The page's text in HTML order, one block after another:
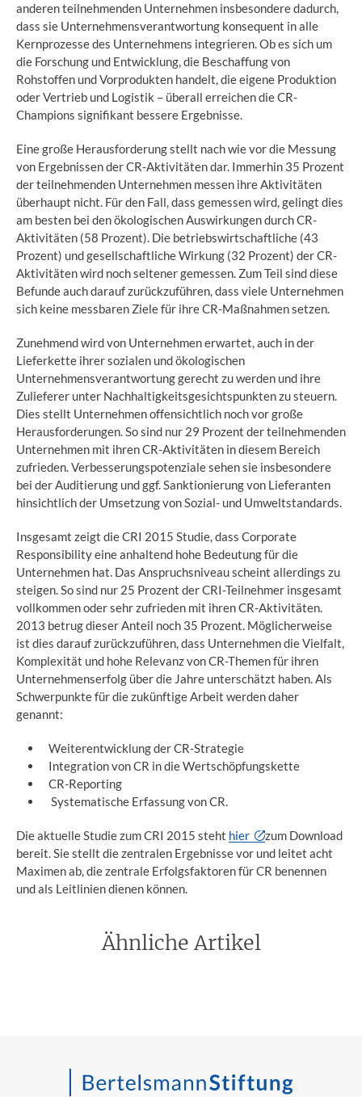
anderen teilnehmenden Unternehmen insbesondere dadurch,
dass sie Unternehmensverantwortung konsequent in alle
Kernprozesse des Unternehmens integrieren. Ob es sich um
die Forschung und Entwicklung, die Beschaffung von
Rohstoffen und Vorprodukten handelt, die eigene Produktion
oder Vertrieb und Logistik – überall erreichen die CR-
Champions signifikant bessere Ergebnisse.
Eine große Herausforderung stellt nach wie vor die Messung
von Ergebnissen der CR-Aktivitäten dar. Immerhin 35 Prozent
der teilnehmenden Unternehmen messen ihre Aktivitäten
überhaupt nicht. Für den Fall, dass gemessen wird, gelingt dies
am besten bei den ökologischen Auswirkungen durch CR-
Aktivitäten (58 Prozent). Die betriebswirtschaftliche (43
Prozent) und gesellschaftliche Wirkung (32 Prozent) der CR-
Aktivitäten wird noch seltener gemessen. Zum Teil sind diese
Befunde auch darauf zurückzuführen, dass viele Unternehmen
sich keine messbaren Ziele für ihre CR-Maßnahmen setzen.
Zunehmend wird von Unternehmen erwartet, auch in der
Lieferkette ihrer sozialen und ökologischen
Unternehmensverantwortung gerecht zu werden und ihre
Zulieferer unter Nachhaltigkeitsgesichtspunkten zu steuern.
Dies stellt Unternehmen offensichtlich noch vor große
Herausforderungen. So sind nur 29 Prozent der teilnehmenden
Unternehmen mit ihren CR-Aktivitäten in diesem Bereich
zufrieden. Verbesserungspotenziale sehen sie insbesondere
bei der Auditierung und ggf. Sanktionierung von Lieferanten
hinsichtlich der Umsetzung von Sozial- und Umweltstandards.
Insgesamt zeigt die CRI 2015 Studie, dass Corporate
Responsibility eine anhaltend hohe Bedeutung für die
Unternehmen hat. Das Anspruchsniveau scheint allerdings zu
steigen. So sind nur 25 Prozent der CRI-Teilnehmer insgesamt
vollkommen oder sehr zufrieden mit ihren CR-Aktivitäten.
2013 betrug dieser Anteil noch 35 Prozent. Möglicherweise
ist dies darauf zurückzuführen, dass Unternehmen die Vielfalt,
Komplexität und hohe Relevanz von CR-Themen für ihren
Unternehmenserfolg über die Jahre unterschätzt haben. Als
Schwerpunkte für die zukünftige Arbeit werden daher
genannt:
Weiterentwicklung der CR-Strategie
Integration von CR in die Wertschöpfungskette
CR-Reporting
Systematische Erfassung von CR.
Die aktuelle Studie zum CRI 2015 steht hier
zum Download
bereit. Sie stellt die zentralen Ergebnisse vor und leitet acht
Maximen ab, die zentrale Erfolgsfaktoren für CR benennen
und als Leitlinien dienen können.
Ähnliche Artikel